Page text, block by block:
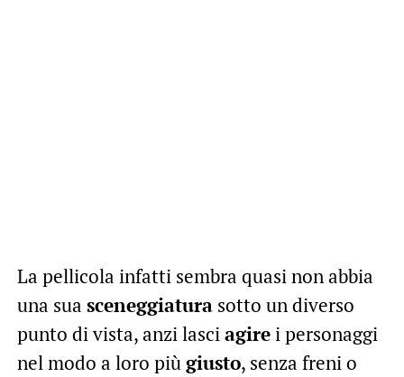
La pellicola infatti sembra quasi non abbia
una sua sceneggiaturasotto un diverso
punto di vista, anzi lasci agirei personaggi
nel modo a loro più giusto, senza freni o